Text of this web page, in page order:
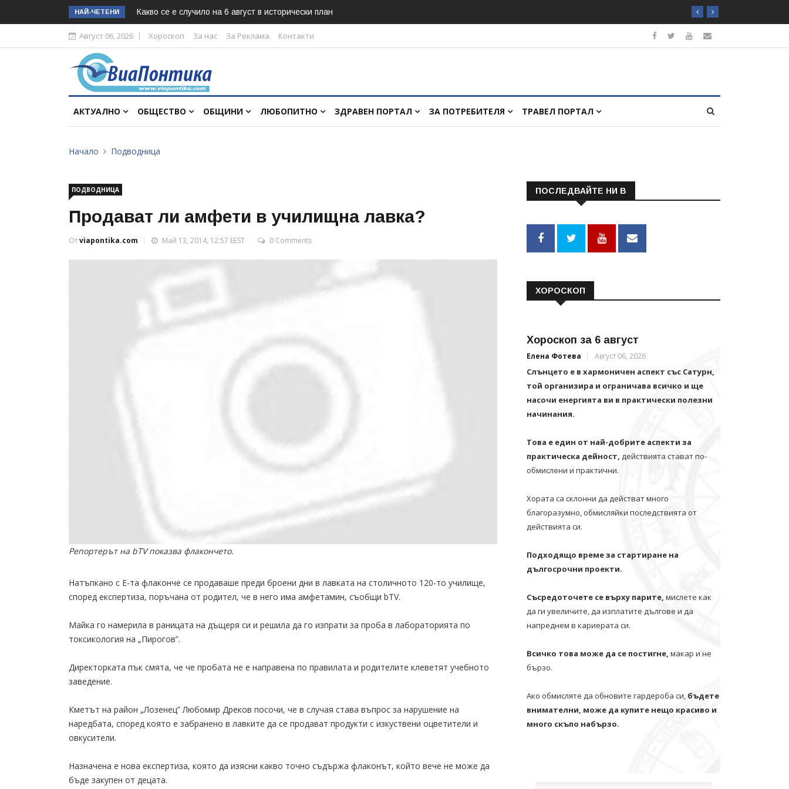
НАЙ-ЧЕТЕНИ Какво се е случило на 6 август в исторически план
Август 06, 2026 Хороскоп За нас За Реклама Контакти
АКТУАЛНО ОБЩЕСТВО ОБЩИНИ ЛЮБОПИТНО ЗДРАВЕН ПОРТАЛ ЗА ПОТРЕБИТЕЛЯ ТРАВЕЛ ПОРТАЛ
Начало Подводница
ПОДВОДНИЦА
Продават ли амфети в училищна лавка?
Отviapontika.com Май 13, 2014, 12:57 EEST 0 Comments
Репортерът на bTV показва флакончето.
Натъпкано с Е-та флаконче се продаваше преди броени дни в лавката на столичното 120-то училище,
според експертиза, поръчана от родител, че в него има амфетамин, съобщи bTV.
Майка го намерила в раницата на дъщеря си и решила да го изпрати за проба в лабораторията по
токсикология на „Пирогов”.
Директорката пък смята, че че пробата не е направена по правилата и родителите клеветят учебното
заведение.
Кметът на район „Лозенец” Любомир Дреков посочи, че в случая става въпрос за нарушение на
наредбата, според която е забранено в лавките да се продават продукти с изкуствени оцветители и
овкусители.
Назначена е нова експертиза, която да изясни какво точно съдържа флаконът, който вече не може да
бъде закупен от децата.
ПОСЛЕДВАЙТЕ НИ В
ХОРОСКОП
Хороскоп за 6 август
Елена Фотева Август 06, 2026
Слънцето е в хармоничен аспект със Сатурн,
той организира и ограничава всичко и щe
насочи енергията ви в практически полезни
начинания.
Това е един от най-добрите аспекти за
практическа дейност, действията стават по-
обмислени и практични.
Хората са склонни да действат много
благоразумно, обмисляйки последствията от
действията си.
Подходящо време за стартиране на
дългосрочни проекти.
Съсредоточете се върху парите, мислете как
да ги увеличите, да изплатите дългове и да
напреднем в кариерата си.
Всичко това може да се постигне, макар и не
бързо.
Ако обмисляте да обновите гардероба си, бъдете
внимателни, може да купите нещо красиво и
много скъпо набързо.